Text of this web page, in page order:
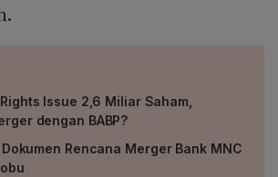
Issue 2,6 Miliar Saham,
dengan BABP?
Dokumen Rencana Merger Bank MNC